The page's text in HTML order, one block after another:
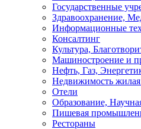
Государственные
Здравоохранение,
Информационные
Консалтинг
Культура,
Машиностроение и
Нефть, Газ,
Недвижимость жилая
Отели
Образование,
Пишевая
Рестораны